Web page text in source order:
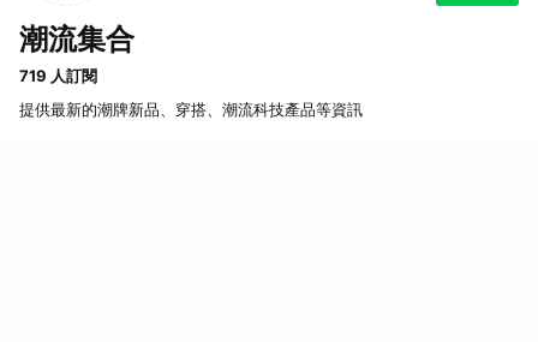
潮流集合
719 人訂閱
提供最新的潮牌新品、穿搭、潮流科技產品等資訊